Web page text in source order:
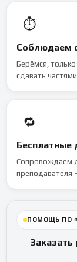
⏱
Соблюдаем
Берёмся,
сдавать
🔁
Бесплатные
Сопровождаем
преподавателя
ПОМОЩЬ ПО